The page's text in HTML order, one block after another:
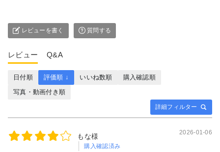
レビューを書く 質問する
レビュー Q&A
詳細フィルター
日付順 評価順 ↓ いいね数順
購入確認順
写真・動画付き順
もな様
購入確認済み
2026-01-06